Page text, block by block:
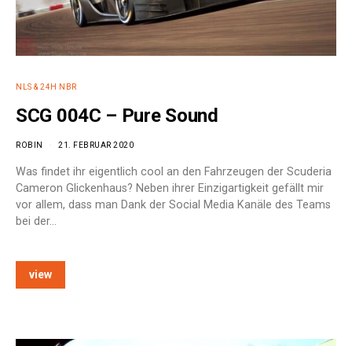
NLS & 24H NBR
SCG 004C – Pure Sound
ROBIN 21. FEBRUAR 2020
Was findet ihr eigentlich cool an den Fahrzeugen der Scuderia
Cameron Glickenhaus? Neben ihrer Einzigartigkeit gefällt mir
vor allem, dass man Dank der Social Media Kanäle des Teams
bei der…
view